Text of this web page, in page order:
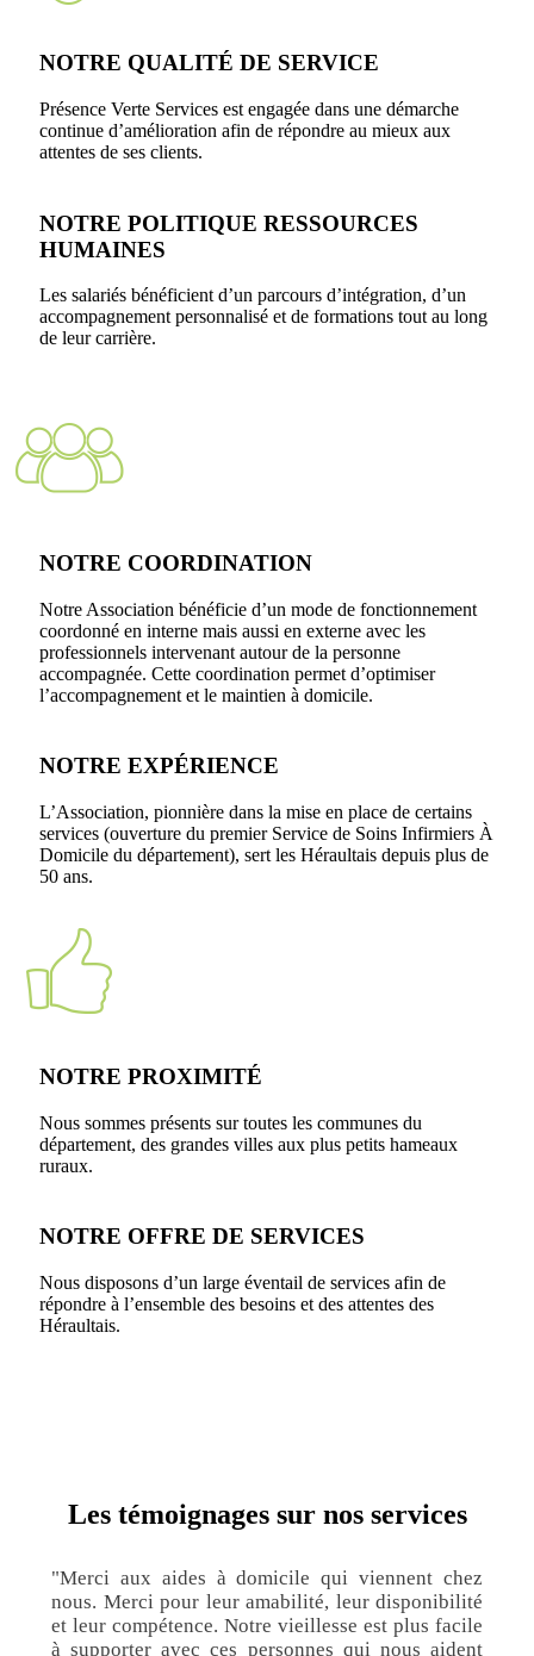
NOTRE QUALITÉ DE SERVICE
Présence Verte Services est engagée dans une démarche
continue d’amélioration afin de répondre au mieux aux
attentes de ses clients.
NOTRE POLITIQUE RESSOURCES
HUMAINES
Les salariés bénéficient d’un parcours d’intégration, d’un
accompagnement personnalisé et de formations tout au long
de leur carrière.
NOTRE COORDINATION
Notre Association bénéficie d’un mode de fonctionnement
coordonné en interne mais aussi en externe avec les
professionnels intervenant autour de la personne
accompagnée. Cette coordination permet d’optimiser
l’accompagnement et le maintien à domicile.
NOTRE EXPÉRIENCE
L’Association, pionnière dans la mise en place de certains
services (ouverture du premier Service de Soins Infirmiers À
Domicile du département), sert les Héraultais depuis plus de
50 ans.
NOTRE PROXIMITÉ
Nous sommes présents sur toutes les communes du
département, des grandes villes aux plus petits hameaux
ruraux.
NOTRE OFFRE DE SERVICES
Nous disposons d’un large éventail de services afin de
répondre à l’ensemble des besoins et des attentes des
Héraultais.
Les témoignages sur nos services
"Merci aux aides à domicile qui viennent chez
nous. Merci pour leur amabilité, leur disponibilité
et leur compétence. Notre vieillesse est plus facile
à supporter avec ces personnes qui nous aident